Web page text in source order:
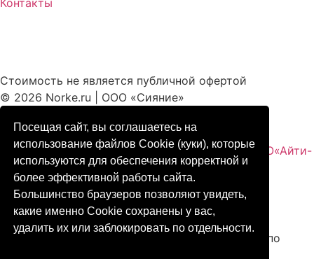
Контакты
Стоимость не является публичной офертой
© 2026 Norke.ru | ООО «Сияние»
Политика конфиденциальности
Создание.Поддержка.Продвижение.Сайтов ООО«Айти-
аутсорсинг»
ВЗЛОМАЙ СУНДУК / ВРЕМЯ ПРИЗОВ
Найдите 5 спрятанных цифр в наших 3D-турах по
Посещая сайт, вы соглашаетесь на
использование файлов Cookie (куки), которые
используются для обеспечения корректной и
более эффективной работы сайта.
Большинство браузеров позволяют увидеть,
какие именно Cookie сохранены у вас,
удалить их или заблокировать по отдельности.